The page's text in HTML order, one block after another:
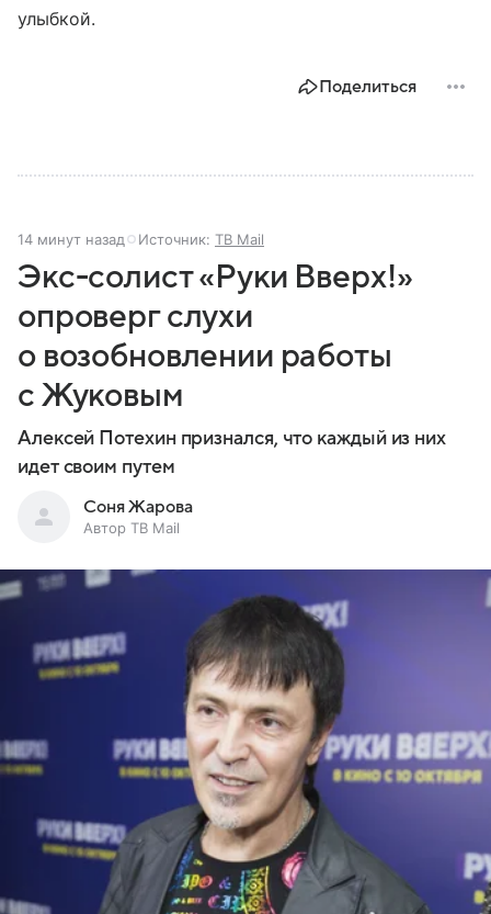
улыбкой.
Поделиться
14 минут назад Источник: ТВ Mail
Экс-солист «Руки Вверх!»
опроверг слухи
о возобновлении работы
с Жуковым
Алексей Потехин признался, что каждый из них
идет своим путем
Соня Жарова
Автор ТВ Mail